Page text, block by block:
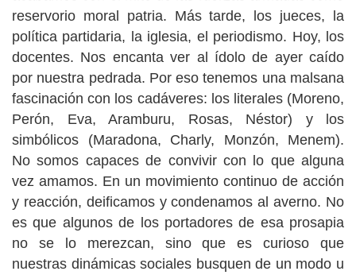
reservorio moral patria. Más tarde, los jueces, la
política partidaria, la iglesia, el periodismo. Hoy, los
docentes. Nos encanta ver al ídolo de ayer caído
por nuestra pedrada. Por eso tenemos una malsana
fascinación con los cadáveres: los literales (Moreno,
Perón, Eva, Aramburu, Rosas, Néstor) y los
simbólicos (Maradona, Charly, Monzón, Menem).
No somos capaces de convivir con lo que alguna
vez amamos. En un movimiento continuo de acción
y reacción, deificamos y condenamos al averno. No
es que algunos de los portadores de esa prosapia
no se lo merezcan, sino que es curioso que
nuestras dinámicas sociales busquen de un modo u